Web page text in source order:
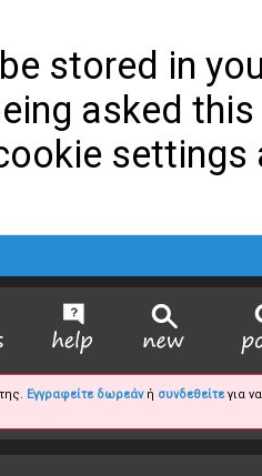
stored in
asked
Εγγραφείτε δωρεάνή συνδεθείτεγια